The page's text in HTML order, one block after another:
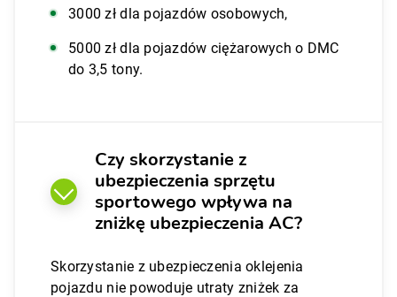
3000 zł dla pojazdów osobowych,
5000 zł dla pojazdów ciężarowych o DMC
do 3,5 tony.
Czy skorzystanie z
ubezpieczenia sprzętu
sportowego wpływa na
zniżkę ubezpieczenia AC?
Skorzystanie z ubezpieczenia oklejenia
pojazdu nie powoduje utraty zniżek za